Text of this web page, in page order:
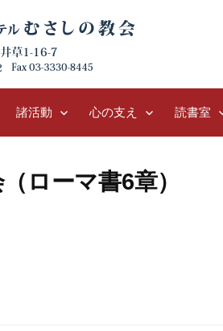
諸活動 心の支え 読書室
ローマ書6章）